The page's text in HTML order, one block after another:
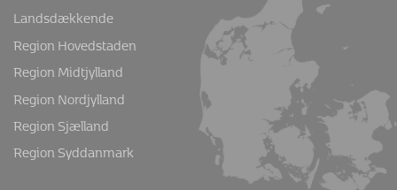
Landsdækkende
Region Hovedstaden
Region Midtjylland
Region Nordjylland
Region Sjælland
Region Syddanmark